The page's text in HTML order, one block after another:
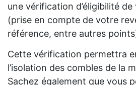
une vérification d’éligibilité
(prise en compte de votre
référence, entre autres
Cette vérification permettra
l’isolation des combles de la
Sachez également que vous